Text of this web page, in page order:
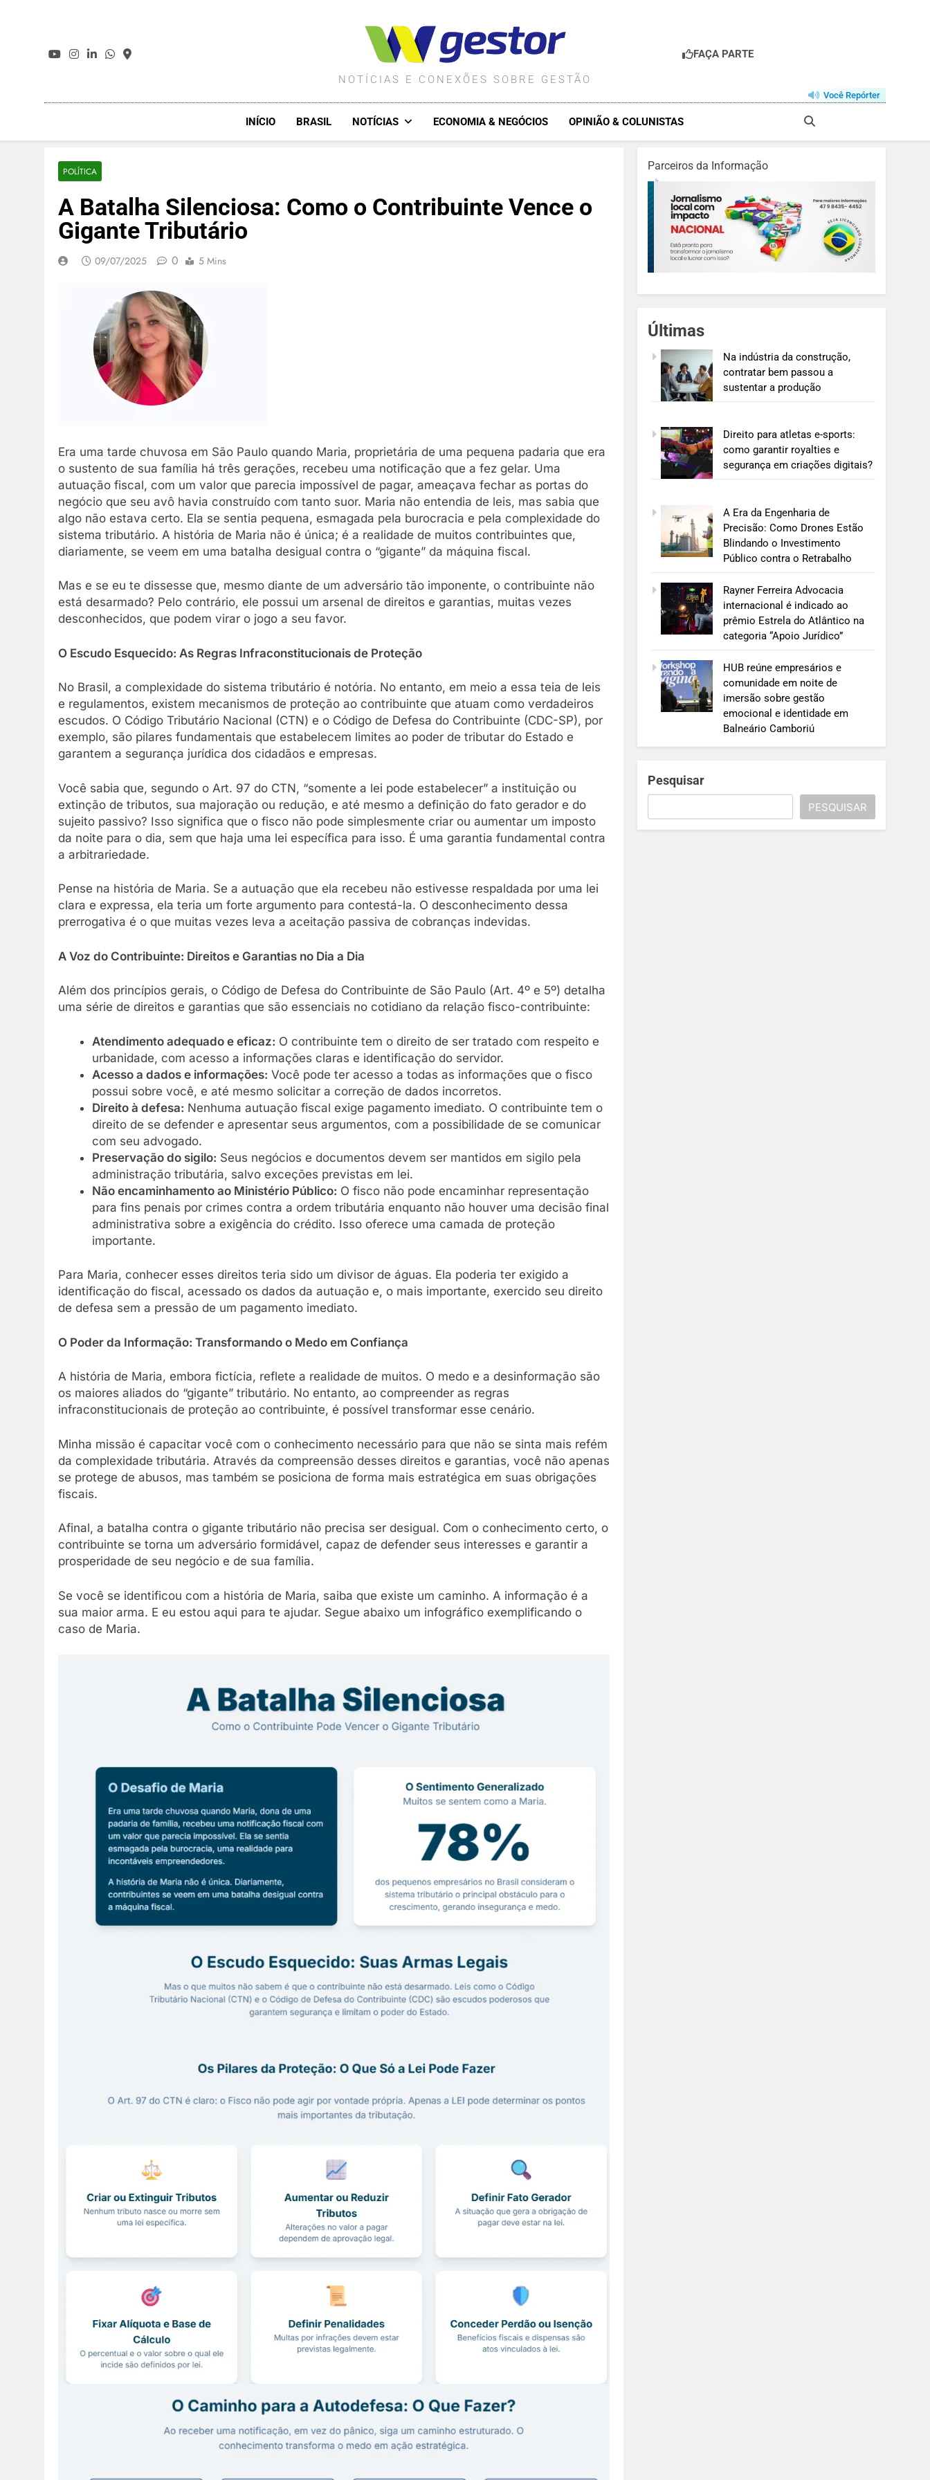
WGESTOR.COM.BR
NOTÍCIAS E CONEXÕES SOBRE GESTÃO
FAÇA PARTE
Você Repórter
INÍCIO BRASIL NOTÍCIAS ECONOMIA & NEGÓCIOS OPINIÃO & COLUNISTAS
POLÍTICA
A Batalha Silenciosa: Como o Contribuinte Vence o
Gigante Tributário
09/07/2025 0 5 Mins
Era uma tarde chuvosa em São Paulo quando Maria, proprietária de uma pequena padaria que era
o sustento de sua família há três gerações, recebeu uma notificação que a fez gelar. Uma
autuação fiscal, com um valor que parecia impossível de pagar, ameaçava fechar as portas do
negócio que seu avô havia construído com tanto suor. Maria não entendia de leis, mas sabia que
algo não estava certo. Ela se sentia pequena, esmagada pela burocracia e pela complexidade do
sistema tributário. A história de Maria não é única; é a realidade de muitos contribuintes que,
diariamente, se veem em uma batalha desigual contra o “gigante” da máquina fiscal.
Mas e se eu te dissesse que, mesmo diante de um adversário tão imponente, o contribuinte não
está desarmado? Pelo contrário, ele possui um arsenal de direitos e garantias, muitas vezes
desconhecidos, que podem virar o jogo a seu favor.
O Escudo Esquecido: As Regras Infraconstitucionais de Proteção
No Brasil, a complexidade do sistema tributário é notória. No entanto, em meio a essa teia de leis
e regulamentos, existem mecanismos de proteção ao contribuinte que atuam como verdadeiros
escudos. O Código Tributário Nacional (CTN) e o Código de Defesa do Contribuinte (CDC-SP), por
exemplo, são pilares fundamentais que estabelecem limites ao poder de tributar do Estado e
garantem a segurança jurídica dos cidadãos e empresas.
Você sabia que, segundo o Art. 97 do CTN, “somente a lei pode estabelecer” a instituição ou
extinção de tributos, sua majoração ou redução, e até mesmo a definição do fato gerador e do
sujeito passivo? Isso significa que o fisco não pode simplesmente criar ou aumentar um imposto
da noite para o dia, sem que haja uma lei específica para isso. É uma garantia fundamental contra
a arbitrariedade.
Pense na história de Maria. Se a autuação que ela recebeu não estivesse respaldada por uma lei
clara e expressa, ela teria um forte argumento para contestá-la. O desconhecimento dessa
prerrogativa é o que muitas vezes leva a aceitação passiva de cobranças indevidas.
A Voz do Contribuinte: Direitos e Garantias no Dia a Dia
Além dos princípios gerais, o Código de Defesa do Contribuinte de São Paulo (Art. 4º e 5º) detalha
uma série de direitos e garantias que são essenciais no cotidiano da relação fisco-contribuinte:
Atendimento adequado e eficaz: O contribuinte tem o direito de ser tratado com respeito e
urbanidade, com acesso a informações claras e identificação do servidor.
Acesso a dados e informações: Você pode ter acesso a todas as informações que o fisco
possui sobre você, e até mesmo solicitar a correção de dados incorretos.
Direito à defesa: Nenhuma autuação fiscal exige pagamento imediato. O contribuinte tem o
direito de se defender e apresentar seus argumentos, com a possibilidade de se comunicar
com seu advogado.
Preservação do sigilo: Seus negócios e documentos devem ser mantidos em sigilo pela
administração tributária, salvo exceções previstas em lei.
Não encaminhamento ao Ministério Público: O fisco não pode encaminhar representação
para fins penais por crimes contra a ordem tributária enquanto não houver uma decisão final
administrativa sobre a exigência do crédito. Isso oferece uma camada de proteção
importante.
Para Maria, conhecer esses direitos teria sido um divisor de águas. Ela poderia ter exigido a
identificação do fiscal, acessado os dados da autuação e, o mais importante, exercido seu direito
de defesa sem a pressão de um pagamento imediato.
O Poder da Informação: Transformando o Medo em Confiança
A história de Maria, embora fictícia, reflete a realidade de muitos. O medo e a desinformação são
os maiores aliados do “gigante” tributário. No entanto, ao compreender as regras
infraconstitucionais de proteção ao contribuinte, é possível transformar esse cenário.
Minha missão é capacitar você com o conhecimento necessário para que não se sinta mais refém
da complexidade tributária. Através da compreensão desses direitos e garantias, você não apenas
se protege de abusos, mas também se posiciona de forma mais estratégica em suas obrigações
fiscais.
Afinal, a batalha contra o gigante tributário não precisa ser desigual. Com o conhecimento certo, o
contribuinte se torna um adversário formidável, capaz de defender seus interesses e garantir a
prosperidade de seu negócio e de sua família.
Se você se identificou com a história de Maria, saiba que existe um caminho. A informação é a
sua maior arma. E eu estou aqui para te ajudar. Segue abaixo um infográfico exemplificando o
caso de Maria.
Parceiros da Informação
Últimas
Na indústria da construção,
contratar bem passou a
sustentar a produção
Direito para atletas e-sports:
como garantir royalties e
segurança em criações digitais?
A Era da Engenharia de
Precisão: Como Drones Estão
Blindando o Investimento
Público contra o Retrabalho
Rayner Ferreira Advocacia
internacional é indicado ao
prêmio Estrela do Atlântico na
categoria “Apoio Jurídico”
HUB reúne empresários e
comunidade em noite de
imersão sobre gestão
emocional e identidade em
Balneário Camboriú
Pesquisar
PESQUISAR